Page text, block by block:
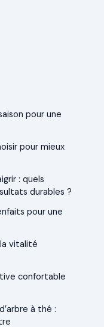
pour une
pour mieux
: quels
durables ?
pour une
vitalité
confortable
à thé :